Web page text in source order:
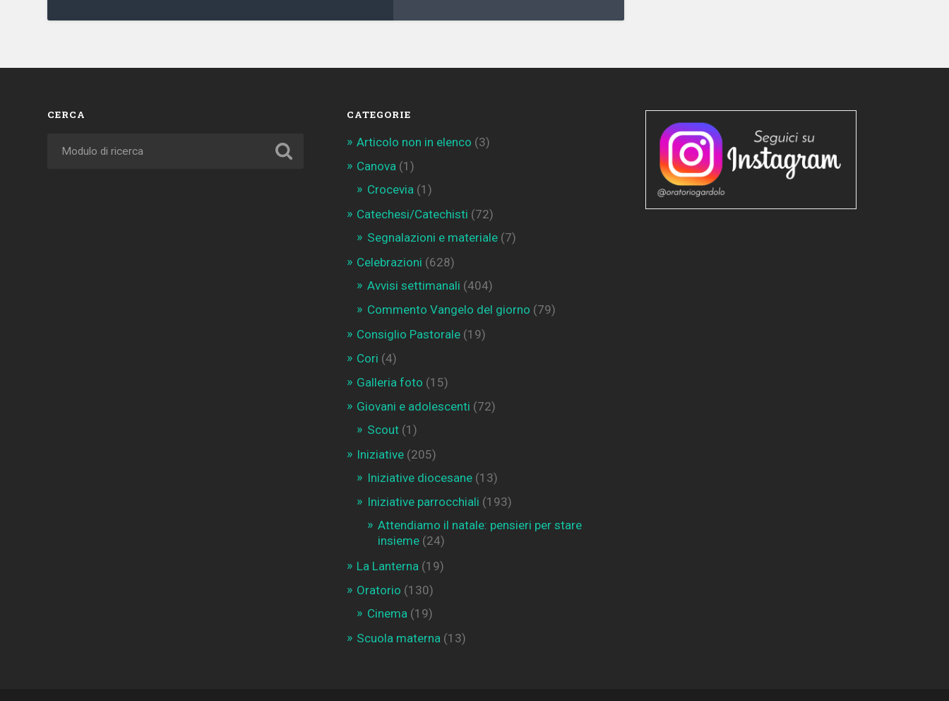
CERCA CATEGORIE
Articolo non in elenco (3)
Canova (1)
Crocevia (1)
Catechesi/Catechisti (72)
Segnalazioni e materiale(7)
Celebrazioni (628)
Avvisi settimanali (404)
Commento Vangelo del giorno (79)
Consiglio Pastorale(19)
Cori (4)
Galleria foto (15)
Giovani e adolescenti (72)
Scout(1)
Iniziative(205)
Iniziative diocesane(13)
Iniziative parrocchiali (193)
Attendiamo il natale: pensieri per stare
insieme(24)
La Lanterna (19)
Oratorio (130)
Cinema (19)
Scuola materna (13)